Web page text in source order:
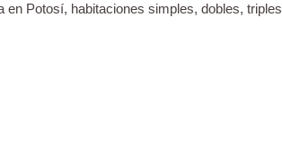
en Potosí, habitaciones simples, dobles, triples